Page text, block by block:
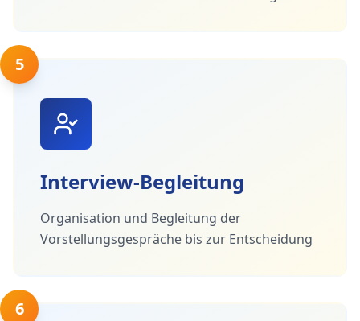
5
Interview-Begleitung
Organisation und Begleitung der
Vorstellungsgespräche bis zur Entscheidung
6